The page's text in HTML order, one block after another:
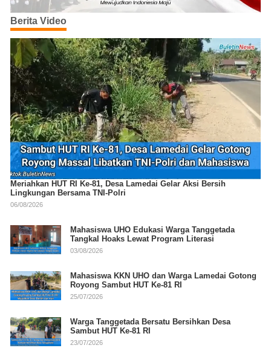
Berita Video
Meriahkan HUT RI Ke-81, Desa Lamedai Gelar Aksi Bersih
Lingkungan Bersama TNI-Polri
06/08/2026
Mahasiswa UHO Edukasi Warga Tanggetada
Tangkal Hoaks Lewat Program Literasi
03/08/2026
Mahasiswa KKN UHO dan Warga Lamedai Gotong
Royong Sambut HUT Ke-81 RI
25/07/2026
Warga Tanggetada Bersatu Bersihkan Desa
Sambut HUT Ke-81 RI
23/07/2026